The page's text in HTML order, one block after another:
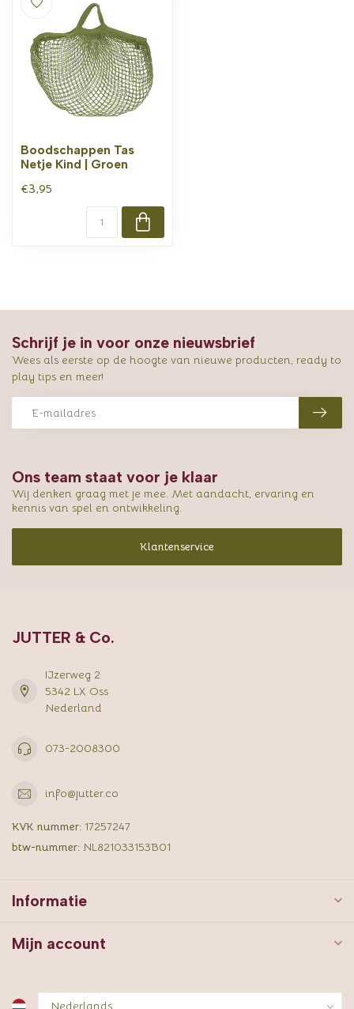
Boodschappen Tas
Netje Kind | Groen
€3,95
Ons team staat voor je klaar
Wij denken graag met je mee. Met aandacht, ervaring en
kennis van spel en ontwikkeling.
Klantenservice
Schrijf je in voor onze nieuwsbrief
Wees als eerste op de hoogte van nieuwe producten, ready to
play tips en meer!
JUTTER & Co.
IJzerweg 2
5342 LX Oss
Nederland
073-2008300
info@jutter.co
KVK nummer: 17257247
btw-nummer: NL821033153B01
Informatie
Mijn account